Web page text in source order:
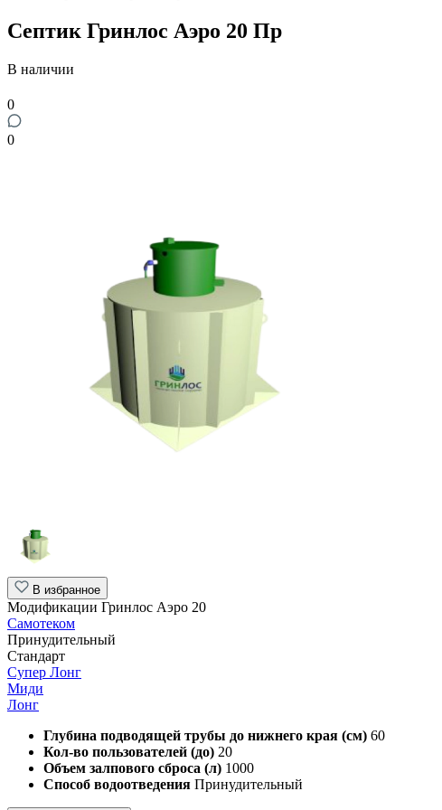
Септик Гринлос Аэро 20 Пр
В наличии
0
0
В избранное
Модификации Гринлос Аэро 20
Самотеком
Принудительный
Стандарт
Супер Лонг
Миди
Лонг
Глубина подводящей трубы до нижнего края (см) 60
Кол-во пользователей (до) 20
Объем залпового сброса (л) 1000
Способ водоотведения Принудительный